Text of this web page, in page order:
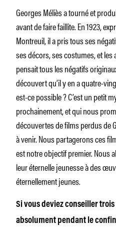
Georges Méliès a tourné et
avant de faire faillite. En 1923,
Montreuil, il a pris tous ses
ses décors, ses costumes, et
pensait tous les négatifs
découvert qu’il y en a quatre-
est-ce possible ? C’est un petit
prochainement, et qui nous
découvertes de films perdus de
à venir. Nous partagerons ces
est notre objectif premier. Nous
leur éternelle jeunesse à des
éternellement jeunes.
Si vous deviez conseiller
absolument pendant le